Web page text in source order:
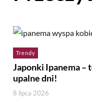
Trendy
Japonki Ipanema –
upalne dni!
8 lipca 2026